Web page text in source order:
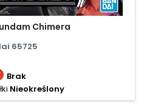
Chimera
65725
Brak
Nieokreślony